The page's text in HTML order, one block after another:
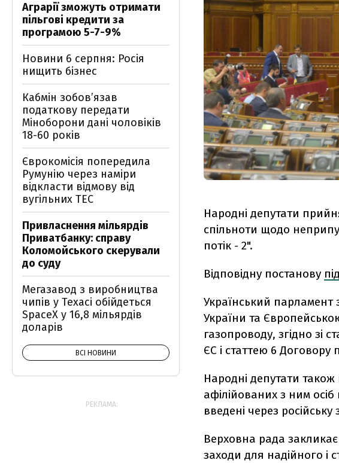
Народні депутати
спільноти щодо
потік - 2".
Відповідну постанову
Український парламент
України та
газопроводу, згідно зі
ЄС і статтею 6
Народні депутати
афілійованих з ним
введені через
Верховна рада закликає
заходи для надійного і
Аграрії зможуть отримати
пільгові кредити за
програмою 5-7-9%
Новини 6 серпня: Росія
нищить бізнес
Кабмін зобовʼязав
податкову передати
Міноборони дані чоловіків
18-60 років
Єврокомісія попередила
Румунію через наміри
відкласти відмову від
вугільних ТЕС
Привласнення мільярдів
Приватбанку: справу
Коломойського скерували
до суду
Мегазавод з виробництва
чипів у Техасі обійдеться
SpaceX у 16,8 мільярдів
доларів
ВСІ НОВИНИ
РЕКЛАМА: